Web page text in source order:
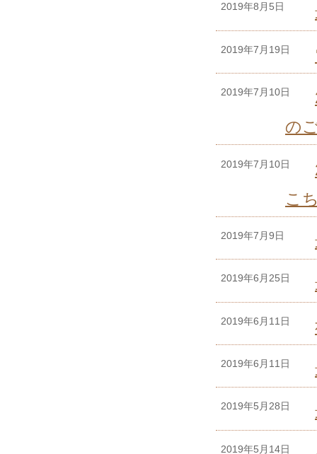
2019年8月5日
2019年7月19日
2019年7月10日
の
2019年7月10日
こ
2019年7月9日
2019年6月25日
2019年6月11日
2019年6月11日
2019年5月28日
2019年5月14日